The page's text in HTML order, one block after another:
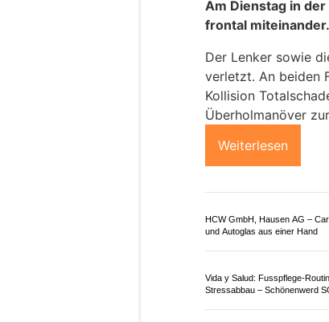
17.06.26 VON
Am Dienstag in
frontal miteinander.